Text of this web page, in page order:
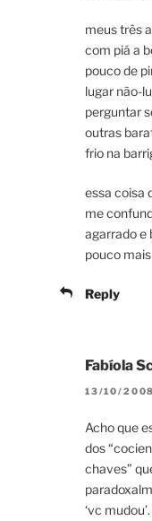
meus três
com piá a
pouco de
lugar não-
perguntar
outras
frio na
essa coisa
me
agarrado e
pouco
Reply
Fabíola
13/10/
Acho que
dos
chaves”
‘vc